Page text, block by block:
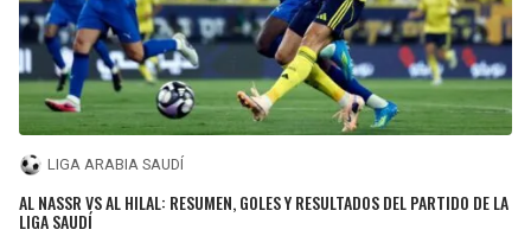
LIGA ARABIA SAUDÍ
AL NASSR VS AL HILAL: RESUMEN, GOLES Y RESULTADOS DEL PARTIDO DE LA
LIGA SAUDÍ